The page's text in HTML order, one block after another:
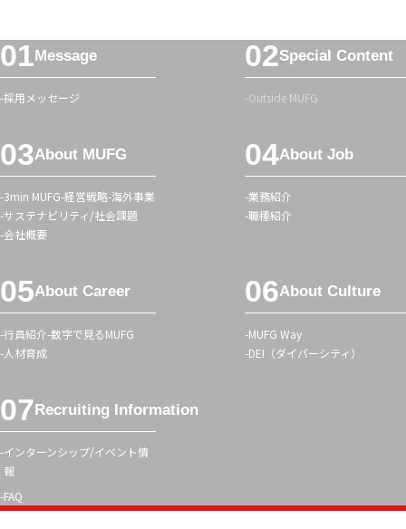
ッ
シ
ュ
フ
ッ
タ
ニ
ュ
ー
Message
採用メッセージ
Special Content
Outside MUFG
About MUFG
3min MUFG 経営戦略 海外事業
サステナビリティ/社会課題
会社概要
About Job
業務紹介
職種紹介
About Career
行員紹介 数字で見るMUFG
人材育成
About Culture
MUFG Way
DEI（ダイバーシティ）
Recruiting Information
インターンシップ/イベント情
報
FAQ